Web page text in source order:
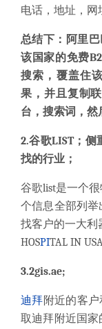
电话，地址，网
总结下：阿里
该国家的免费
搜索，覆盖住
果，并且复制
台，搜索词，然
2.谷歌LIST；侧
找的行业；
谷歌list是一个
个信息全部列
找客户的一大利
HOSPITAL IN
3.2gis.ae;
迪拜附近的客户
取迪拜附近国家